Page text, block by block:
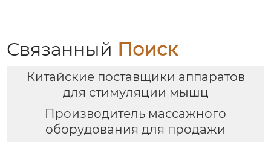
прибор для
в-1 массажер
Связанный Поиск
Китайские поставщики аппаратов
для стимуляции мышц
Производитель массажного
оборудования для продажи